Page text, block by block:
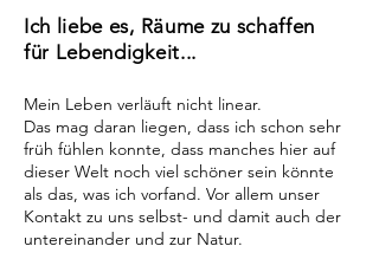
Ich liebe es, Räume zu schaffen
für Lebendigkeit...
Mein Leben verläuft nicht linear.
Das mag daran liegen, dass ich schon sehr
früh fühlen konnte, dass manches hier auf
dieser Welt noch viel schöner sein könnte
als das, was ich vorfand. Vor allem unser
Kontakt zu uns selbst- und damit auch der
untereinander und zur Natur.